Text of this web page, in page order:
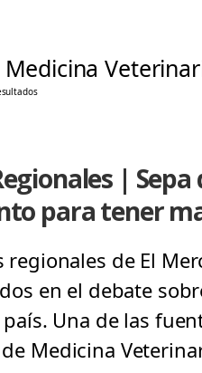
Medicina
|
para tener
regionales de El
en el debate
Una de las
Medicina